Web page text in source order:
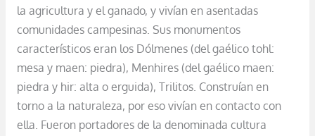
la agricultura y el ganado, y vivían en asentadas
comunidades campesinas. Sus monumentos
característicos eran los Dólmenes (del gaélico tohl:
mesa y maen: piedra), Menhires (del gaélico maen:
piedra y hir: alta o erguida), Trilitos. Construían en
torno a la naturaleza, por eso vivían en contacto con
ella. Fueron portadores de la denominada cultura